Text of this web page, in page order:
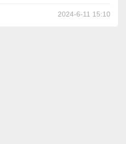
2024-6-11 15:10